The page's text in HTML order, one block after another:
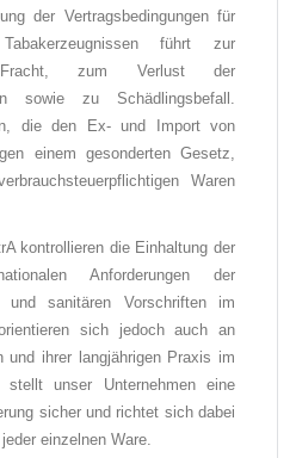
der Vertragsbedingungen für
führt zur
Fracht, zum Verlust der
sowie zu Schädlingsbefall.
die den Ex- und Import von
einem gesonderten Gesetz,
Waren
kontrollieren die Einhaltung der
Anforderungen der
und sanitären Vorschriften im
sich jedoch auch an
und ihrer langjährigen Praxis im
stellt unser Unternehmen eine
sicher und richtet sich dabei
einzelnen Ware.